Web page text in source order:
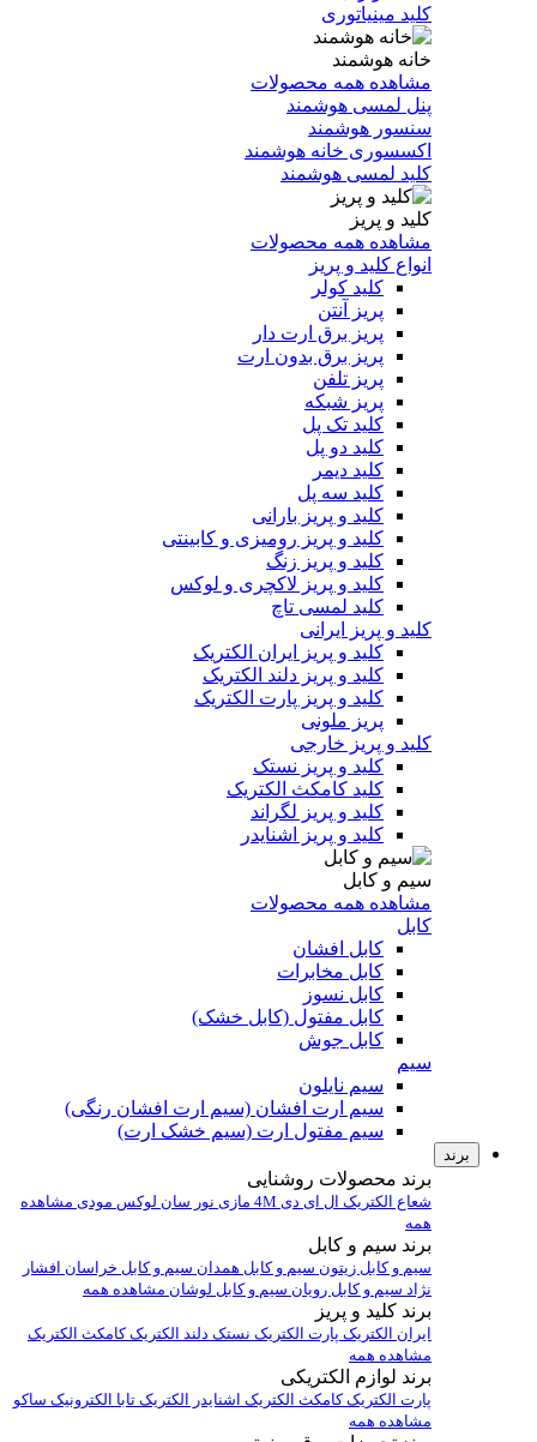
کلید مینیاتوری
خانه هوشمند
مشاهده همه محصولات
پنل لمسی هوشمند
سنسور هوشمند
اکسسوری خانه هوشمند
کلید لمسی هوشمند
کلید و پریز
مشاهده همه محصولات
انواع کلید و پریز
کلید کولر
پریز آنتن
پریز برق ارت دار
پریز برق بدون ارت
پریز تلفن
پریز شبکه
کلید تک پل
کلید دو پل
کلید دیمر
کلید سه پل
کلید و پریز بارانی
کلید و پریز رومیزی و کابینتی
کلید و پریز زنگ
کلید و پریز لاکچری و لوکس
کلید لمسی تاچ
کلید و پریز ایرانی
کلید و پریز ایران الکتریک
کلید و پریز دلند الکتریک
کلید و پریز پارت الکتریک
پریز ملونی
کلید و پریز خارجی
کلید و پریز نستک
کلید کامکث الکتریک
کلید و پریز لگراند
کلید و پریز اشنایدر
سیم و کابل
مشاهده همه محصولات
کابل
کابل افشان
کابل مخابرات
کابل نسوز
کابل مفتول (کابل خشک)
کابل جوش
سیم
سیم نایلون
سیم ارت افشان (سیم ارت افشان رنگی)
سیم مفتول ارت (سیم خشک ارت)
برند
برند محصولات روشنایی
شعاع الکتریک ال ای دی 4M مازی نور سان لوکس مودی مشاهده
همه
برند سیم و کابل
سیم و کابل زیتون سیم و کابل همدان سیم و کابل خراسان افشار
نژاد سیم و کابل رویان سیم و کابل لوشان مشاهده همه
برند کلید و پریز
ایران الکتریک پارت الکتریک نستک دلند الکتریککامکث الکتریک
مشاهده همه
برند لوازم الکتریکی
پارت الکتریککامکث الکتریک اشنایدر الکتریک تابا الکترونیک ساکو
مشاهده همه